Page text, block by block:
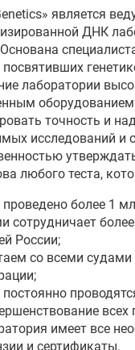
является
ДНК
лаборатории
точность и
исследований и
любого теста,
более 1
сотрудничает
России;
со всеми судами
всех
имеет все
и сертификаты.